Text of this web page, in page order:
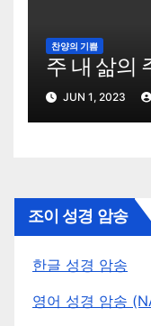
찬양의 기쁨
주 내 삶의
JUN 1, 2023
조이 성경 암송
한글 성경 암송
영어 성경 암송